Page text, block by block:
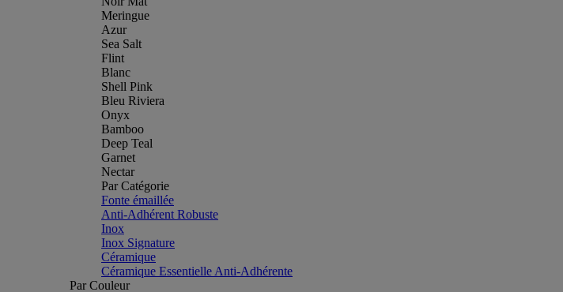
Meringue
Azur
Sea Salt
Flint
Blanc
Shell Pink
Bleu Riviera
Onyx
Bamboo
Deep Teal
Garnet
Nectar
Par Catégorie
Fonte émaillée
Anti-Adhérent Robuste
Inox
Inox Signature
Céramique
Céramique Essentielle Anti-Adhérente
Par Couleur